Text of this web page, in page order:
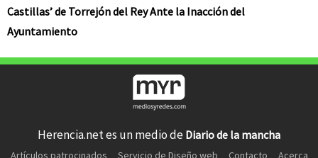
Castillas’ de Torrejón del Rey Ante la Inacción del
Ayuntamiento
Herencia.net es un medio de Diario de la mancha